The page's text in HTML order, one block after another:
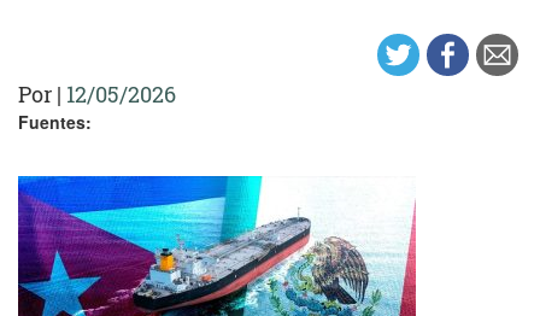
Por | 12/05/2026
Fuentes: